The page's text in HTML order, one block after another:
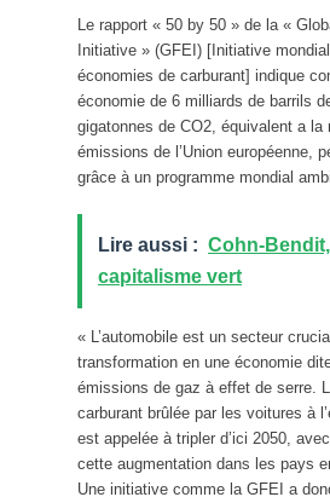
Le rapport « 50 by 50 » de la «
Initiative » (GFEI) [Initiative
économies de carburant] indique
économie de 6 milliards de barrils
gigatonnes de CO2, équivalent a la
émissions de l’Union européenne,
grâce à un programme mondial
Lire aussi : Cohn-
capitalisme vert
« L’automobile est un secteur
transformation en une économie
émissions de gaz à effet de serre.
carburant brûlée par les voitures à
est appelée à tripler d’ici 2050,
cette augmentation dans les pays
Une initiative comme la GFEI a